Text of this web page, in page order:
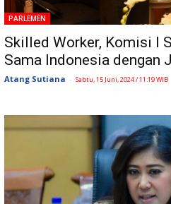
PARLEMEN
Skilled Worker, Komisi I
Sama Indonesia dengan
Atang Sutiana - Sabtu, 15 Juni, 2024 / 11:19 WIB